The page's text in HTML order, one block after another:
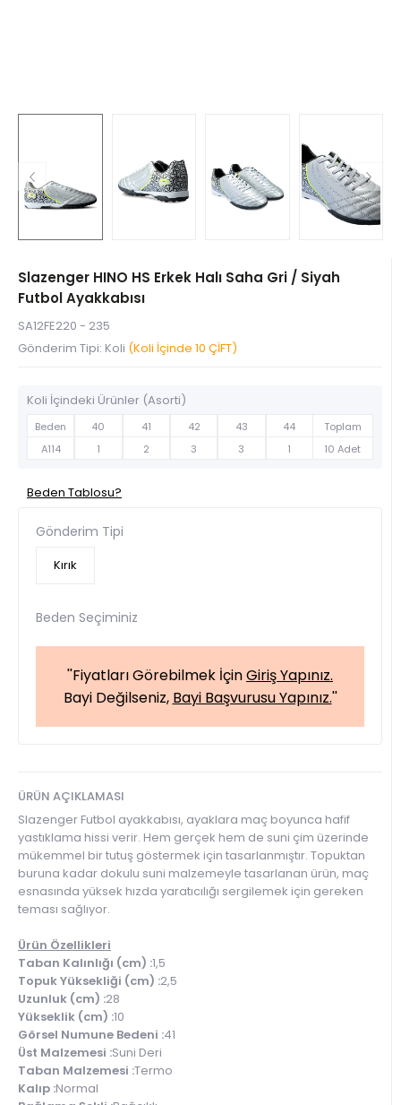
Slazenger HINO HS Erkek Halı Saha Gri / Siyah
Futbol Ayakkabısı
SA12FE220 - 235
Gönderim Tipi: Koli (Koli İçinde 10 ÇİFT)
Koli İçindeki Ürünler (Asorti)
Beden 40 41 42 43 44
Toplam
A114
1 2 3 3 1 10 Adet
Beden Tablosu?
Gönderim Tipi
Kırık
Beden Seçiminiz
''Fiyatları Görebilmek İçinGiriş Yapınız.
Bayi Değilseniz, Bayi Başvurusu Yapınız.''
ÜRÜN AÇIKLAMASI
Slazenger Futbol ayakkabısı, ayaklara maç boyunca hafif
yastıklama hissi verir. Hem gerçek hem de suni çim üzerinde
mükemmel bir tutuş göstermek için tasarlanmıştır. Topuktan
buruna kadar dokulu suni malzemeyle tasarlanan ürün, maç
esnasında yüksek hızda yaratıcılığı sergilemek için gereken
teması sağlıyor.
Ürün Özellikleri
Taban Kalınlığı (cm) :1,5
Topuk Yüksekliği (cm) :2,5
Uzunluk (cm) :28
Yükseklik (cm) :10
Görsel Numune Bedeni :41
Üst Malzemesi :Suni Deri
Taban Malzemesi :Termo
Kalıp :Normal